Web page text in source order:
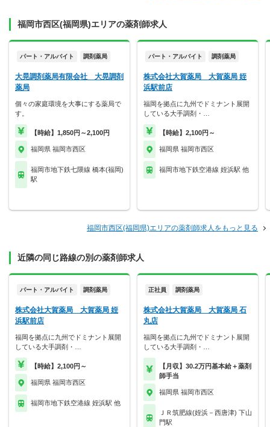
福岡市西区(福岡県)エリアの薬剤師求人
パート・アルバイト 調剤薬局
大晃調剤薬局有限会社 大晃調剤
薬局
個々の家庭環境を大事にする薬局で
す。
【時給】1,850円～2,100円
福岡県 福岡市西区
福岡市地下鉄七隈線 橋本(福岡)
駅
パート・アルバイト 調剤薬局
株式会社大賀薬局 大賀薬局 姪
浜駅前店
福岡を拠点に九州でドミナント展開
している大手調剤・…
【時給】2,100円～
福岡県 福岡市西区
福岡市地下鉄空港線 姪浜駅 他
福岡市西区(福岡県)エリアの薬剤師求人をもっと見る
近隣の同じ路線の別の薬剤師求人
パート・アルバイト 調剤薬局
株式会社大賀薬局 大賀薬局 姪
浜駅前店
福岡を拠点に九州でドミナント展開
している大手調剤・…
【時給】2,100円～
福岡県 福岡市西区
福岡市地下鉄空港線 姪浜駅 他
正社員 調剤薬局
株式会社大賀薬局 大賀薬局 石
丸店
福岡を拠点に九州でドミナント展開
している大手調剤・…
【月収】30.2万円基本給＋薬剤
師手当
福岡県 福岡市西区
ＪＲ筑肥線(姪浜－西唐津) 下山
門駅